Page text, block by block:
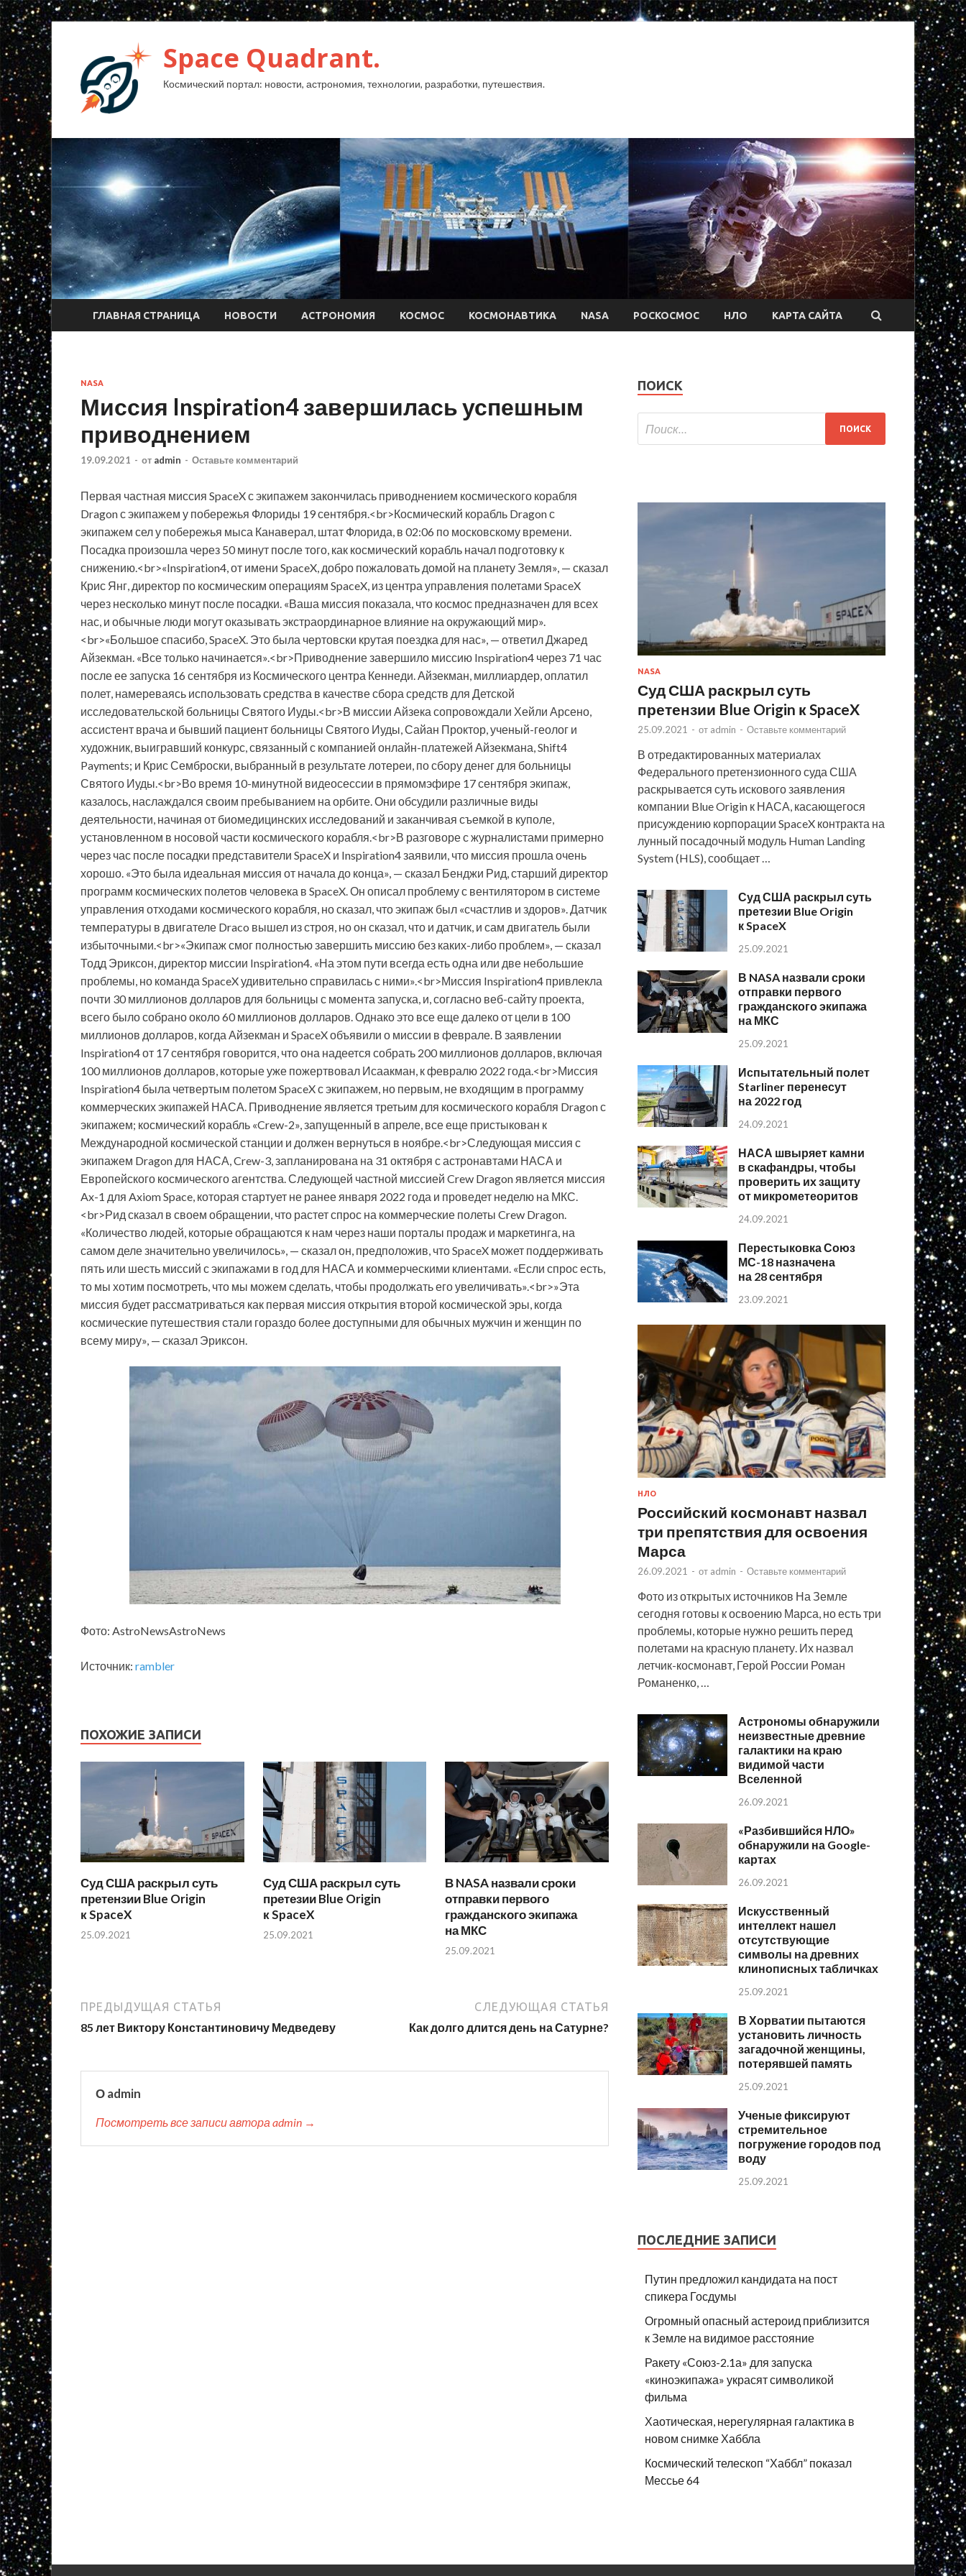
Space Quadrant.
Космический портал: новости, астрономия, технологии, разработки, путешествия.
ГЛАВНАЯ СТРАНИЦА НОВОСТИ АСТРОНОМИЯ КОСМОС КОСМОНАВТИКА NASA РОСКОСМОС НЛО КАРТА САЙТА
NASA
Миссия Inspiration4 завершилась успешным
приводнением
19.09.2021 - от admin - Оставьте комментарий
Первая частная миссия SpaceX с экипажем закончилась приводнением космического корабля
Dragon с экипажем у побережья Флориды 19 сентября.<br>Космический корабль Dragon с
экипажем сел у побережья мыса Канаверал, штат Флорида, в 02:06 по московскому времени.
Посадка произошла через 50 минут после того, как космический корабль начал подготовку к
снижению.<br>«Inspiration4, от имени SpaceX, добро пожаловать домой на планету Земля», — сказал
Крис Янг, директор по космическим операциям SpaceX, из центра управления полетами SpaceX
через несколько минут после посадки. «Ваша миссия показала, что космос предназначен для всех
нас, и обычные люди могут оказывать экстраординарное влияние на окружающий мир».
<br>«Большое спасибо, SpaceX. Это была чертовски крутая поездка для нас», — ответил Джаред
Айзекман. «Все только начинается».<br>Приводнение завершило миссию Inspiration4 через 71 час
после ее запуска 16 сентября из Космического центра Кеннеди. Айзекман, миллиардер, оплатил
полет, намереваясь использовать средства в качестве сбора средств для Детской
исследовательской больницы Святого Иуды.<br>В миссии Айзека сопровождали Хейли Арсено,
ассистент врача и бывший пациент больницы Святого Иуды, Сайан Проктор, ученый-геолог и
художник, выигравший конкурс, связанный с компанией онлайн-платежей Айзекмана, Shift4
Payments; и Крис Семброски, выбранный в результате лотереи, по сбору денег для больницы
Святого Иуды.<br>Во время 10-минутной видеосессии в прямомэфире 17 сентября экипаж,
казалось, наслаждался своим пребыванием на орбите. Они обсудили различные виды
деятельности, начиная от биомедицинских исследований и заканчивая съемкой в куполе,
установленном в носовой части космического корабля.<br>В разговоре с журналистами примерно
через час после посадки представители SpaceX и Inspiration4 заявили, что миссия прошла очень
хорошо. «Это была идеальная миссия от начала до конца», — сказал Бенджи Рид, старший директор
программ космических полетов человека в SpaceX. Он описал проблему с вентилятором в системе
управления отходами космического корабля, но сказал, что экипаж был «счастлив и здоров». Датчик
температуры в двигателе Draco вышел из строя, но он сказал, что и датчик, и сам двигатель были
избыточными.<br>«Экипаж смог полностью завершить миссию без каких-либо проблем», — сказал
Тодд Эриксон, директор миссии Inspiration4. «На этом пути всегда есть одна или две небольшие
проблемы, но команда SpaceX удивительно справилась с ними».<br>Миссия Inspiration4 привлекла
почти 30 миллионов долларов для больницы с момента запуска, и, согласно веб-сайту проекта,
всего было собрано около 60 миллионов долларов. Однако это все еще далеко от цели в 100
миллионов долларов, когда Айзекман и SpaceX объявили о миссии в феврале. В заявлении
Inspiration4 от 17 сентября говорится, что она надеется собрать 200 миллионов долларов, включая
100 миллионов долларов, которые уже пожертвовал Исаакман, к февралю 2022 года.<br>Миссия
Inspiration4 была четвертым полетом SpaceX с экипажем, но первым, не входящим в программу
коммерческих экипажей НАСА. Приводнение является третьим для космического корабля Dragon с
экипажем; космический корабль «Crew-2», запущенный в апреле, все еще пристыкован к
Международной космической станции и должен вернуться в ноябре.<br>Следующая миссия с
экипажем Dragon для НАСА, Crew-3, запланирована на 31 октября с астронавтами НАСА и
Европейского космического агентства. Следующей частной миссией Crew Dragon является миссия
Ax-1 для Axiom Space, которая стартует не ранее января 2022 года и проведет неделю на МКС.
<br>Рид сказал в своем обращении, что растет спрос на коммерческие полеты Crew Dragon.
«Количество людей, которые обращаются к нам через наши порталы продаж и маркетинга, на
самом деле значительно увеличилось», — сказал он, предположив, что SpaceX может поддерживать
пять или шесть миссий с экипажами в год для НАСА и коммерческими клиентами. «Если спрос есть,
то мы хотим посмотреть, что мы можем сделать, чтобы продолжать его увеличивать».<br>»Эта
миссия будет рассматриваться как первая миссия открытия второй космической эры, когда
космические путешествия стали гораздо более доступными для обычных мужчин и женщин по
всему миру», — сказал Эриксон.
Фото: AstroNewsAstroNews
Источник: rambler
ПОХОЖИЕ ЗАПИСИ
Суд США раскрыл суть
претензии Blue Origin
к SpaceX
25.09.2021
Суд США раскрыл суть
претезии Blue Origin
к SpaceX
25.09.2021
В NASA назвали сроки
отправки первого
гражданского экипажа
на МКС
25.09.2021
ПРЕДЫДУЩАЯ СТАТЬЯ
85 лет Виктору Константиновичу Медведеву
СЛЕДУЮЩАЯ СТАТЬЯ
Как долго длится день на Сатурне?
О admin
Посмотреть все записи автора admin →
ПОИСК
NASA
Суд США раскрыл суть
претензии Blue Origin к SpaceX
25.09.2021 - от admin - Оставьте комментарий
В отредактированных материалах
Федерального претензионного суда США
раскрывается суть искового заявления
компании Blue Origin к НАСА, касающегося
присуждению корпорации SpaceX контракта на
лунный посадочный модуль Human Landing
System (HLS), сообщает …
Суд США раскрыл суть
претезии Blue Origin
к SpaceX
25.09.2021
В NASA назвали сроки
отправки первого
гражданского экипажа
на МКС
25.09.2021
Испытательный полет
Starliner перенесут
на 2022 год
24.09.2021
НАСА швыряет камни
в скафандры, чтобы
проверить их защиту
от микрометеоритов
24.09.2021
Перестыковка Союз
МС-18 назначена
на 28 сентября
23.09.2021
НЛО
Российский космонавт назвал
три препятствия для освоения
Марса
26.09.2021 - от admin - Оставьте комментарий
Фото из открытых источников На Земле
сегодня готовы к освоению Марса, но есть три
проблемы, которые нужно решить перед
полетами на красную планету. Их назвал
летчик-космонавт, Герой России Роман
Романенко, …
Астрономы обнаружили
неизвестные древние
галактики на краю
видимой части
Вселенной
26.09.2021
«Разбившийся НЛО»
обнаружили на Google-
картах
26.09.2021
Искусственный
интеллект нашел
отсутствующие
символы на древних
клинописных табличках
25.09.2021
В Хорватии пытаются
установить личность
загадочной женщины,
потерявшей память
25.09.2021
Ученые фиксируют
стремительное
погружение городов под
воду
25.09.2021
ПОСЛЕДНИЕ ЗАПИСИ
Путин предложил кандидата на пост
спикера Госдумы
Огромный опасный астероид приблизится
к Земле на видимое расстояние
Ракету «Союз-2.1а» для запуска
«киноэкипажа» украсят символикой
фильма
Хаотическая, нерегулярная галактика в
новом снимке Хаббла
Космический телескоп “Хаббл” показал
Мессье 64